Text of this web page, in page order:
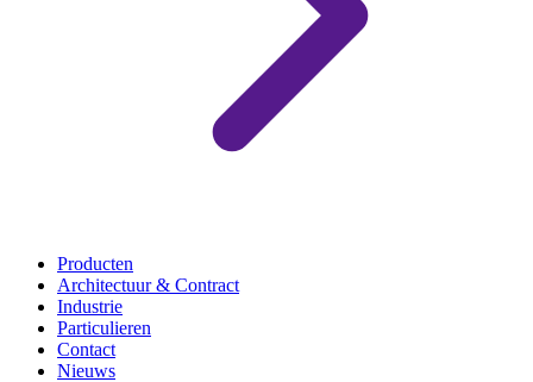
Producten
Architectuur & Contract
Industrie
Particulieren
Contact
Nieuws